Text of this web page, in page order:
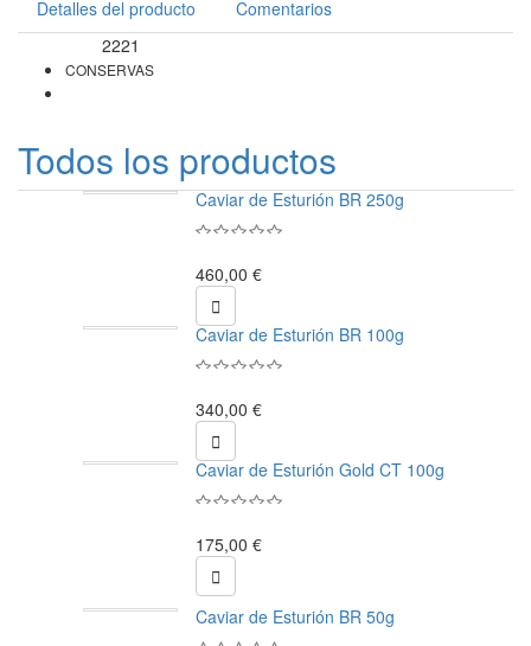
Detalles del producto Comentarios
2221
CONSERVAS
Todos los productos
Caviar de Esturión BR 250g
460,00 €

Caviar de Esturión BR 100g
340,00 €

Caviar de Esturión Gold CT 100g
175,00 €

Caviar de Esturión BR 50g